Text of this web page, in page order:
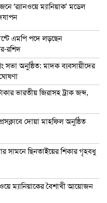
‘র‍্যানওয়ে ম্যানিয়াক’ মডেল
এমপি পদে লড়ছেন
রশিদ
সভা অনুষ্ঠিত: মাদক ব্যবসায়ীদের
ভারতীয় জিরাসহ ট্রাক জব্দ,
দোয়া মাহফিল অনুষ্ঠিত
সামনে ছিনতাইয়ের শিকার গৃহবধু
ম্যানিয়াকের বৈশাখী আয়োজন